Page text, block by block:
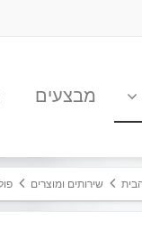
מבצעים
שירותים ומוצרים